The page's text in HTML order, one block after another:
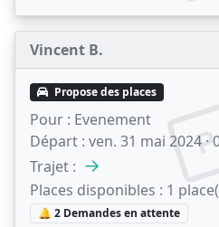
Vincent B.
Propose des places
Pour : Evenement
Départ : ven. 31 mai 2024 ·
Trajet : →
Places disponibles : 1
🔔 2 Demandes en attente